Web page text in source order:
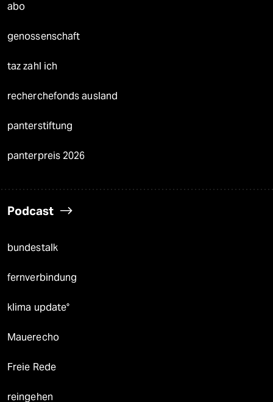
abo
genossenschaft
taz zahl ich
recherchefonds ausland
panterstiftung
panterpreis 2026
Podcast
bundestalk
fernverbindung
klima update°
Mauerecho
Freie Rede
reingehen